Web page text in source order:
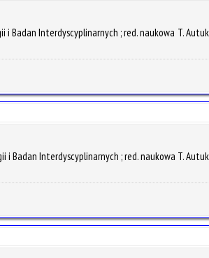
Badan Interdyscyplinarnych ; red. naukowa T.
Interdyscyplinarnych ; red. naukowa T.